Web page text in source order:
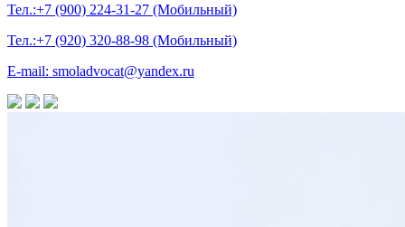
Тел.:+7 (900) 224-31-27 (Мобильный)
Тел.:+7 (920) 320-88-98 (Мобильный)
E-mail: smoladvocat@yandex.ru